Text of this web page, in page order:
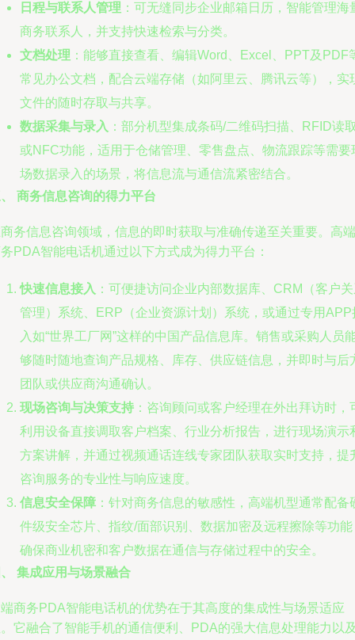
日程与联系人管理 ：可无缝同步企业邮箱日历，智能管理海
商务联系人，并支持快速检索与分类。
文档处理 ：能够直接查看、编辑Word、Excel、PPT及PDF
常见办公文档，配合云端存储（如阿里云、腾讯云等），实
文件的随时存取与共享。
数据采集与录入 ：部分机型集成条码/二维码扫描、RFID读
或NFC功能，适用于仓储管理、零售盘点、物流跟踪等需要
场数据录入的场景，将信息流与通信流紧密结合。
商务信息咨询的得力平台
务信息咨询领域，信息的即时获取与准确传递至关重要。高端
PDA智能电话机通过以下方式成为得力平台：
快速信息接入 ：可便捷访问企业内部数据库、CRM（客户
管理）系统、ERP（企业资源计划）系统，或通过专用APP
入如“世界工厂网”这样的中国产品信息库。销售或采购人员
够随时随地查询产品规格、库存、供应链信息，并即时与后
团队或供应商沟通确认。
现场咨询与决策支持 ：咨询顾问或客户经理在外出拜访时，
利用设备直接调取客户档案、行业分析报告，进行现场演示
方案讲解，并通过视频通话连线专家团队获取实时支持，提
咨询服务的专业性与响应速度。
信息安全保障 ：针对商务信息的敏感性，高端机型通常配备
件级安全芯片、指纹/面部识别、数据加密及远程擦除等功能
确保商业机密和客户数据在通信与存储过程中的安全。
集成应用与场景融合
商务PDA智能电话机的优势在于其高度的集成性与场景适应
它融合了智能手机的通信便利、PDA的强大信息处理能力以